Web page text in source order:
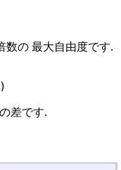
数の 最大自由度です.
差です.